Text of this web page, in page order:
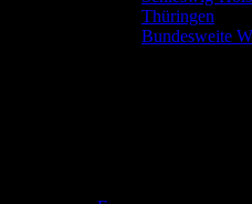
Thüringen
Bundesweite